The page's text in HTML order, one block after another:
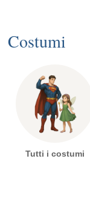
Costumi
Tutti i costumi